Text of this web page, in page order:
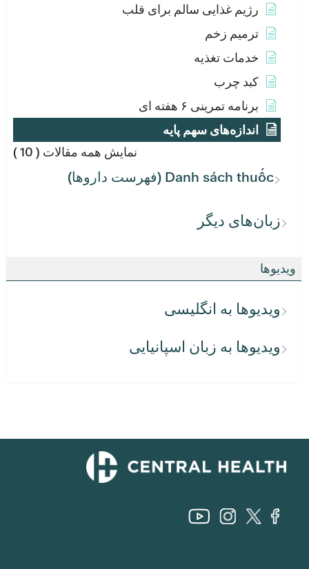
رژیم غذایی سالم برای قلب
ترمیم زخم
خدمات تغذیه
کبد چرب
برنامه تمرینی ۶ هفته ای
اندازه‌های سهم پایه
نمایش همه مقالات ( 10 )
Danh sách thuốc (فهرست داروها)
زبان‌های دیگر
ویدیوها
ویدیوها به انگلیسی
ویدیوها به زبان اسپانیایی